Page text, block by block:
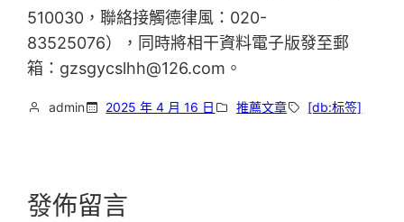
510030，聯絡接觸德律風：020-
83525076），同時將相干資料電子版發至郵
箱：gzsgycslhh@126.com。
admin 2025 年 4 月 16 日 推薦文章 [db:标签]
發佈留言